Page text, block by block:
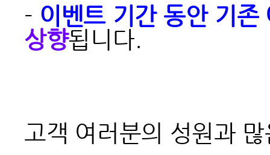
- 이벤트 기간 동안 기
상향됩니다.
고객 여러분의 성원과